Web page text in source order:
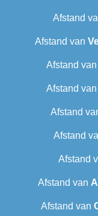
Afstand
Afstand van
Afstand van
Afstand van
Afstand
Afstand
Afstand
Afstand van
Afstand van